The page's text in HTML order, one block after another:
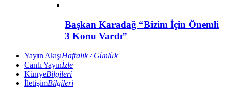
Başkan Karadağ “Bizim İçin Önemli
3 Konu Vardı”
Yayın AkışıHaftalık / Günlük
Canlı Yayınİzle
KünyeBilgileri
İletişimBilgileri